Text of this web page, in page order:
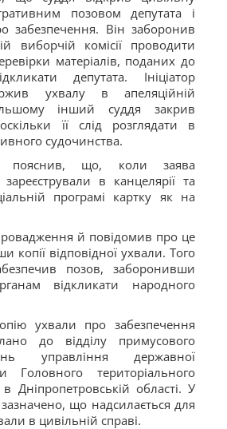
позовом депутата і
забезпечення. Він заборонив
виборчій комісії проводити
матеріалів, поданих до
депутата. Ініціатор
ухвалу в апеляційній
інший суддя закрив
її слід розглядати в
судочинства.
пояснив, що, коли заява
в канцелярії та
програмі картку як на
й повідомив про це
копії відповідної ухвали. Того
позов, заборонивши
відкликати народного
ухвали про забезпечення
до відділу примусового
управління державної
Головного територіального
Дніпропетровській області. У
що надсилається для
в цивільній справі.